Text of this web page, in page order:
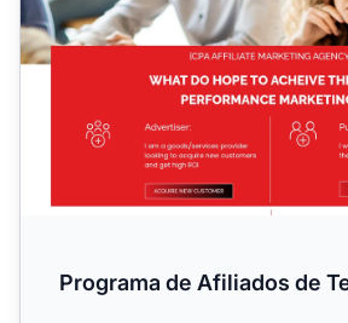
Programa de Afiliados de